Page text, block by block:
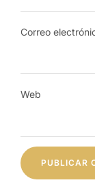
Correo
Web